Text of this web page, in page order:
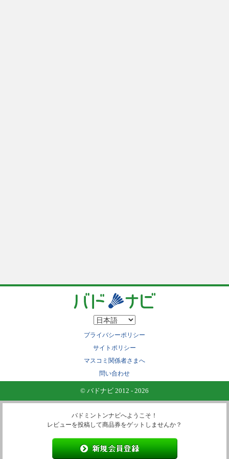
プライバシーポリシー
サイトポリシー
マスコミ関係者さまへ
問い合わせ
© バドナビ 2012 - 2026
バドミントンナビへようこそ！
レビューを投稿して商品券をゲットしませんか？